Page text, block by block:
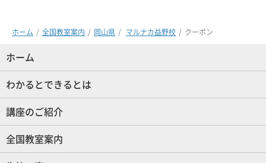
ホーム 全国教室案内 岡山県 マルナカ益野校 クーポン
ホーム
わかるとできるとは
講座のご紹介
全国教室案内